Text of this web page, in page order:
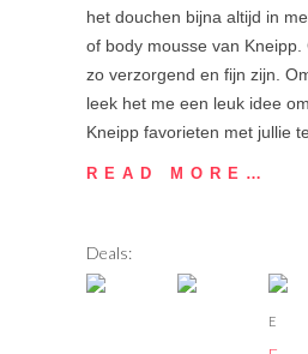
het douchen bijna altijd in
of body mousse van Kneipp.
zo verzorgend en fijn zijn.
leek het me een leuk idee
Kneipp favorieten met jullie
READ MORE…
Deals:
E